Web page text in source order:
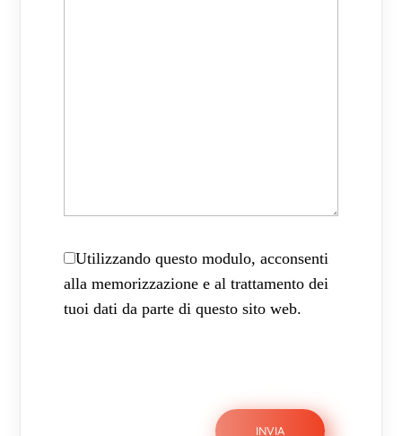
Utilizzando questo modulo, acconsenti
alla memorizzazione e al trattamento dei
tuoi dati da parte di questo sito web.